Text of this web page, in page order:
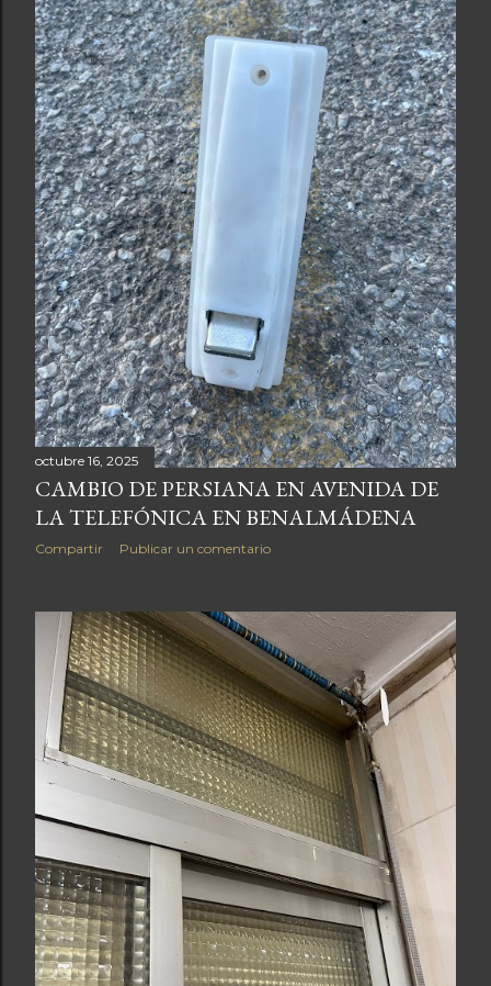
octubre 16, 2025
CAMBIO DE PERSIANA EN AVENIDA DE
LA TELEFÓNICA EN BENALMÁDENA
Compartir Publicar un comentario